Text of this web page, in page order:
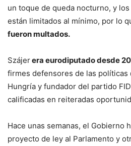
un toque de queda nocturno, y
están limitados al mínimo, por lo
fueron multados.
Szájerera eurodiputado desde
firmes defensores de las
Hungría y fundador del partido
calificadas en reiteradas
Hace unas semanas, el Gobierno
proyecto de ley al Parlamento y